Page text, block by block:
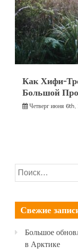
Как Хифи-
Большой
Четверг июня
Найти:
Свежие
Большое
в Арктике